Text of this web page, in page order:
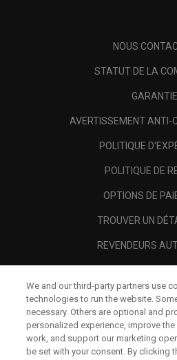
NOUS
STATUT DE LA
GARANTIE
AVERTISSEMENT ANTI-
POLITIQUE
POLITIQUE DE
OPTIONS DE
TROUVER UN
REVENDEURS
A PROPOS
MENTIONS
We and our third-party partners use
technologies to run the website.
necessary. Others are optional and
personalized experience, improve
work, and support our marketing
be set with your consent. By clicking